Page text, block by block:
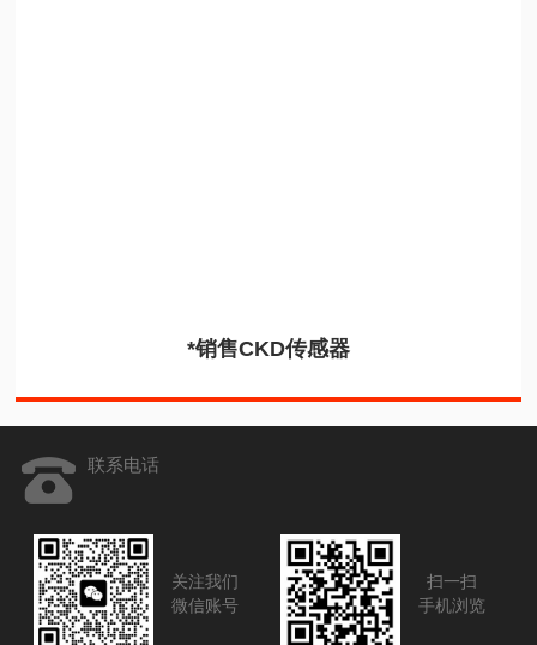
*销售CKD传感器
联系电话
关注我们
微信账号
扫一扫
手机浏览